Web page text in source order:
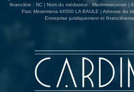
financière : NC | Nom du médiateur : Medimmoconso |
Parc Mesemena 44500 LA BAULE | Adresse du
Entreprise juridiquement et